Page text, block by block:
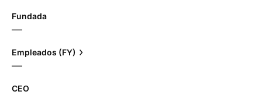
Fundada
—
Empleados (FY)
—
CEO